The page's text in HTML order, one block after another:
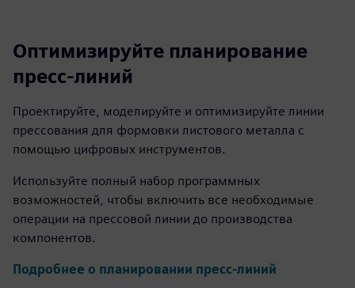
Оптимизируйте планирование
пресс-линий
Проектируйте, моделируйте и оптимизируйте линии
прессования для формовки листового металла с
помощью цифровых инструментов.
Используйте полный набор программных
возможностей, чтобы включить все необходимые
операции на прессовой линии до производства
компонентов.
Подробнее о планировании пресс-линий